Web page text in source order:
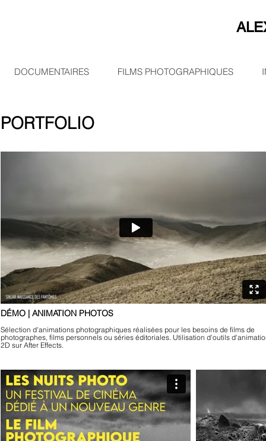
DOCUMENTAIRES FILMS PHOTOGRAPHIQUES
PORTFOLIO
DÉMO | ANIMATION PHOTOS
Sélection d'animations photographiques réalisées pour les besoins de films de
photographes, films personnels ou séries éditoriales. Utilisation d'outils
2D sur After Effects.